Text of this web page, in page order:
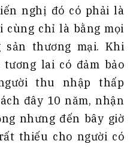
nghị đó có phải là
cùng chỉ là bằng mọi
sản thương mại. Khi
lai có đảm bảo
thu nhập thấp
đây 10 năm, nhận
nhưng đến bây giờ
thiếu cho người có